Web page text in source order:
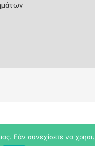
Εάν συνεχίσετε να